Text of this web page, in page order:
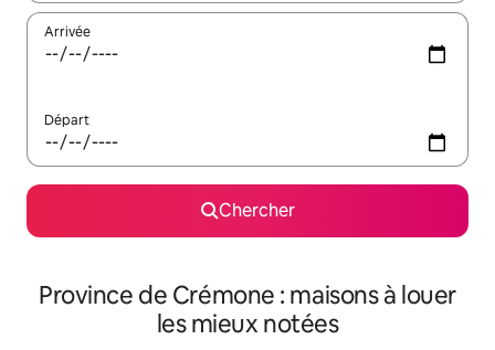
Arrivée
Départ
Chercher
Province de Crémone : maisons à louer
les mieux notées